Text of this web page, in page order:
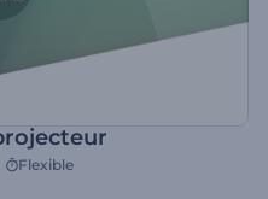
Flexible